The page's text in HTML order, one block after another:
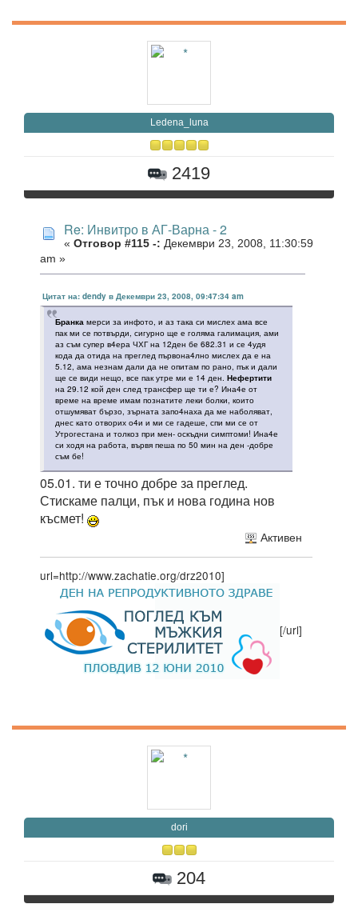
Ledena_luna
2419
Re: Инвитро в АГ-Варна - 2
« Отговор #115 -: Декември 23, 2008, 11:30:59
am »
Цитат на: dendy в Декември 23, 2008, 09:47:34 am
Бранка мерси за инфото, и аз така си мислех ама все
пак ми се потвърди, сигурно ще е голяма галимация, ами
аз съм супер в4ера ЧХГ на 12ден бе 682.31 и се 4удя
кода да отида на преглед първона4лно мислех да е на
5.12, ама незнам дали да не опитам по рано, пък и дали
ще се види нещо, все пак утре ми е 14 ден. Нефертити
на 29.12 кой ден след трансфер ще ти е? Ина4е от
време на време имам познатите леки болки, които
отшумяват бързо, зърната запо4наха да ме наболяват,
днес като отворих о4и и ми се гадеше, спи ми се от
Утрогестана и толкоз при мен- оскъдни симптоми! Ина4е
си ходя на работа, вървя пеша по 50 мин на ден -добре
съм бе!
05.01. ти е точно добре за преглед.
Стискаме палци, пък и нова година нов
късмет!
Активен
url=http://www.zachatie.org/drz2010]
[/url]
dori
204